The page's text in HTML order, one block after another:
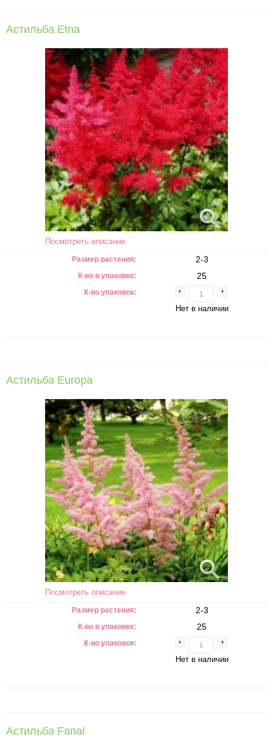
Астильба Etna
Посмотреть описание
Размер растения:
К-во в упаковке:
К-во упаковок:
2-3
25
Нет в наличии
Астильба Europa
Посмотреть описание
Размер растения:
К-во в упаковке:
К-во упаковок:
2-3
25
Нет в наличии
Астильба Fanal